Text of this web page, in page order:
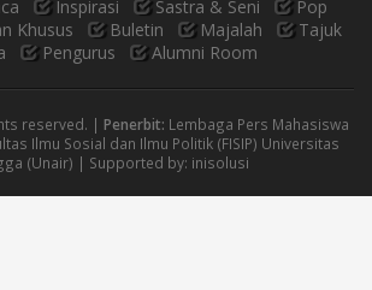
Inspirasi Sastra & Seni
Pop
Khusus Buletin Majalah
Tajuk
Pengurus Alumni Room
reserved. | Penerbit: Lembaga Pers Mahasiswa
Ilmu Sosial dan Ilmu Politik (FISIP) Universitas
(Unair) | Supported by: inisolusi